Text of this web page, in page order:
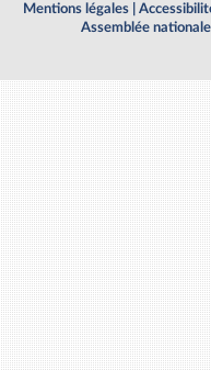
Mentions légales
Assemblée